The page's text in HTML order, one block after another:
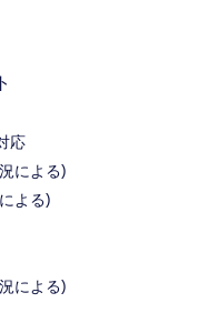
応
による)
よる)
による)